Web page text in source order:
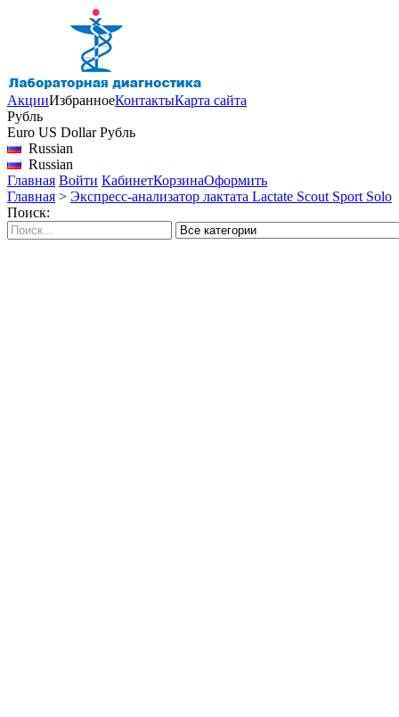
АкцииИзбранноеКонтактыКарта сайта
Рубль
Euro US Dollar Рубль
Russian
Russian
Главная Войти КабинетКорзинаОформить
Главная > Экспресс-анализатор лактата Lactate Scout Sport Solo
Поиск: